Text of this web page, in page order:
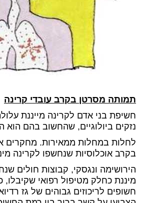
תמותה מסרטן בקרב עובדי קרינה
חשיפת בני אדם לקרינה מייננת
נזקים ביולוגיים, שהחשוב בהם הוא
לחלות במחלות ממאירות. מחקרים
בקרב אוכלוסיות שנחשפו לקרינה
הירושימה ונגסקי, קבוצות חולים
מיננת כחלק מטיפול רפואי שקיבלו,
חשופים לריכוזים גבוהים של גז